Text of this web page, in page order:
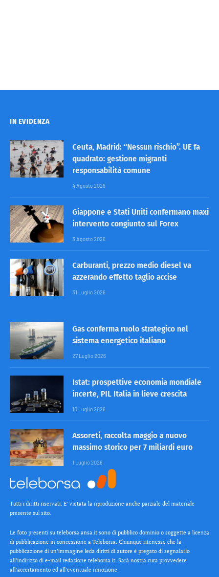
IN EVIDENZA
Ceuta, Madrid: “Nessun rischio”. UE fa
quadrato: gestione migranti
responsabilità comune
4 Agosto 2026
Giappone e Stati Uniti confermano maxi
intervento congiunto sul Forex
3 Agosto 2026
Carburanti, prezzo medio diesel va
azzerando effetto taglio accise
31 Luglio 2026
Gas conferma ruolo strategico nel
sistema energetico italiano
27 Luglio 2026
Istat: prospettive economia mondiale
incerte, PIL Italia in lieve crescita
10 Luglio 2026
Assoreti, raccolta maggio a nuovo
massimo storico per 7 miliardi euro
1 Luglio 2026
Tutti i diritti riservati. E’ vietata la riproduzione anche parziale del materiale
presente sul sito.
Le foto presenti su teleborsa.ansa.it sono di pubblico dominio o soggette a licenza
di pubblicazione in concessione a Teleborsa. Chiunque ritenesse che la
pubblicazione di un’immagine leda diritti di autore è pregato di segnalarlo
all’indirizzo di e-mail redazione teleborsa.it. Sarà nostra cura provvedere
all’accertamento ed all’eventuale rimozione.